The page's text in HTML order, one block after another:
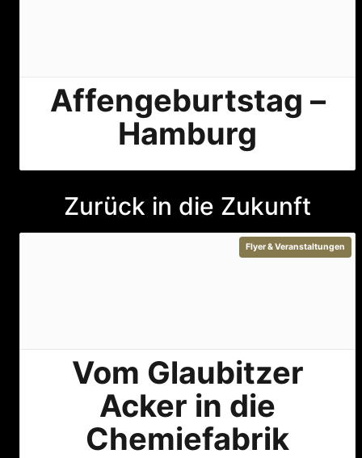
Affengeburtstag –
Hamburg
Zurück in die Zukunft
Vom Glaubitzer
Acker in die
Chemiefabrik
Flyer & Veranstaltungen